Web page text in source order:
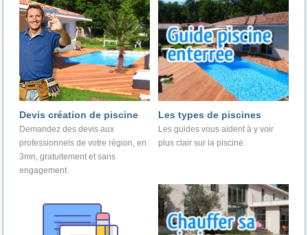
Devis création de piscine
Demandez des devis aux
professionnels de votre région, en
3mn, gratuitement et sans
engagement.
Les types de piscines
Les guides vous aident à y voir
plus clair sur la piscine.